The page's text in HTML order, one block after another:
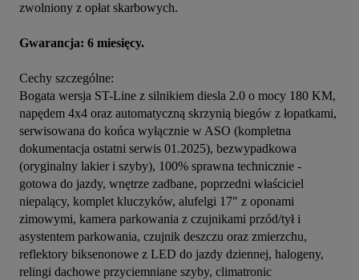
zwolniony z opłat skarbowych.
Gwarancja: 6 miesięcy.
Cechy szczególne:
Bogata wersja ST-Line z silnikiem diesla 2.0 o mocy 180 KM,
napędem 4x4 oraz automatyczną skrzynią biegów z łopatkami,
serwisowana do końca wyłącznie w ASO (kompletna
dokumentacja ostatni serwis 01.2025), bezwypadkowa
(oryginalny lakier i szyby), 100% sprawna technicznie -
gotowa do jazdy, wnętrze zadbane, poprzedni właściciel
niepalący, komplet kluczyków, alufelgi 17" z oponami
zimowymi, kamera parkowania z czujnikami przód/tył i
asystentem parkowania, czujnik deszczu oraz zmierzchu,
reflektory biksenonowe z LED do jazdy dziennej, halogeny,
relingi dachowe przyciemniane szyby, climatronic